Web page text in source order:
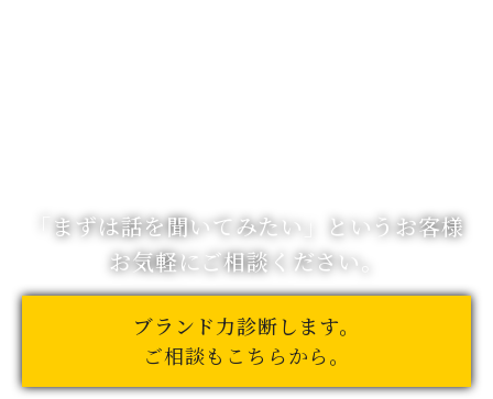
「まずは話を聞いてみたい」
というお客様
お気軽にご相談ください。
ブランド力診断します。
ご相談もこちらから。